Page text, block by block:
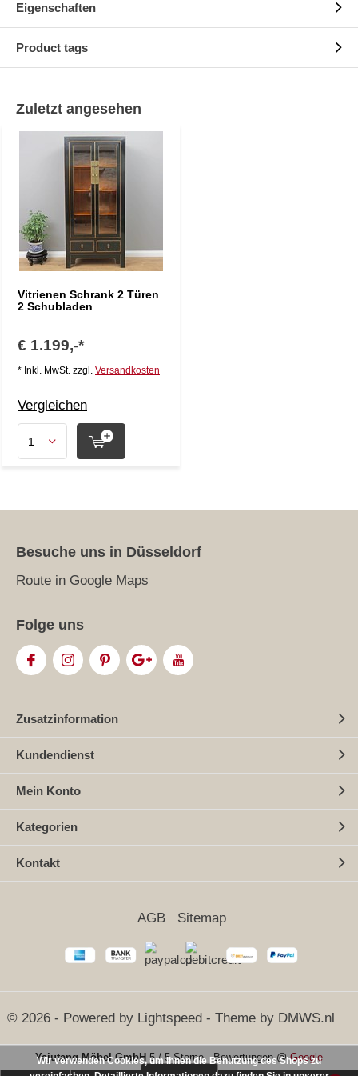
Eigenschaften
Product tags
Zuletzt angesehen
Vitrienen Schrank 2 Türen
2 Schubladen
€ 1.199,-*
* Inkl. MwSt. zzgl. Versandkosten
Vergleichen
Besuche uns in Düsseldorf
Route in Google Maps
Folge uns
Zusatzinformation
Kundendienst
Mein Konto
Kategorien
Kontakt
© 2026 - Powered by Lightspeed - Theme by DMWS.nl
AGB Sitemap
Yajutang Möbel GmbH 5/5 Sterne-Bewertungen @Google
Wir verwenden Cookies, um Ihnen die Benutzung des Shops zu